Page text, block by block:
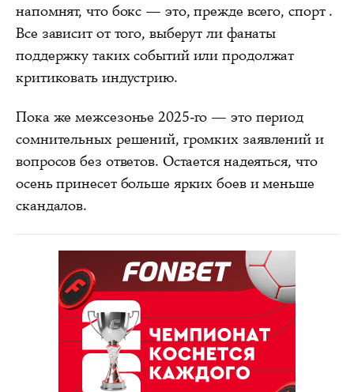
напомнят, что бокс — это, прежде всего, спорт .
Все зависит от того, выберут ли фанаты
поддержку таких событий или продолжат
критиковать индустрию.
Пока же межсезонье 2025-го — это период
сомнительных решений, громких заявлений и
вопросов без ответов. Остается надеяться, что
осень принесет больше ярких боев и меньше
скандалов.